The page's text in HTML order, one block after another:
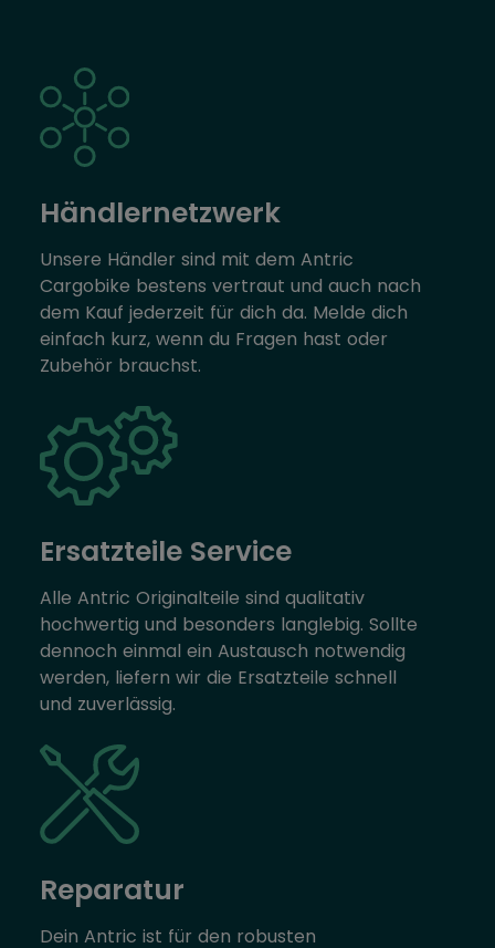
Händlernetzwerk
Unsere Händler sind mit dem Antric
Cargobike bestens vertraut und auch nach
dem Kauf jederzeit für dich da. Melde dich
einfach kurz, wenn du Fragen hast oder
Zubehör brauchst.
Ersatzteile Service
Alle Antric Originalteile sind qualitativ
hochwertig und besonders langlebig. Sollte
dennoch einmal ein Austausch notwendig
werden, liefern wir die Ersatzteile schnell
und zuverlässig.
Reparatur
Dein Antric ist für den robusten